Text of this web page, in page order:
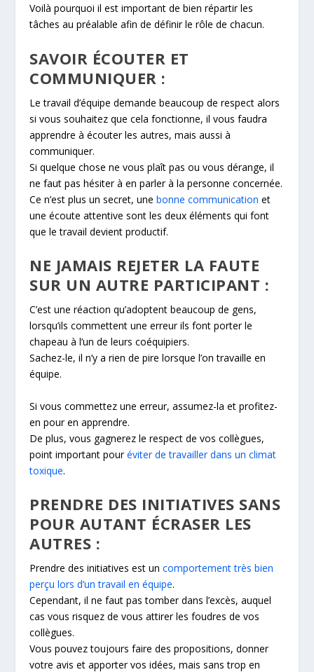
Voilà pourquoi il est important de bien répartir les
tâches au préalable afin de définir le rôle de chacun.
SAVOIR ÉCOUTER ET
COMMUNIQUER :
Le travail d’équipe demande beaucoup de respect alors
si vous souhaitez que cela fonctionne, il vous faudra
apprendre à écouter les autres, mais aussi à
communiquer.
Si quelque chose ne vous plaît pas ou vous dérange, il
ne faut pas hésiter à en parler à la personne concernée.
Ce n’est plus un secret, unebonne communication et
une écoute attentive sont les deux éléments qui font
que le travail devient productif.
NE JAMAIS REJETER LA FAUTE
SUR UN AUTRE PARTICIPANT :
C’est une réaction qu’adoptent beaucoup de gens,
lorsqu’ils commettent une erreur ils font porter le
chapeau à l’un de leurs coéquipiers.
Sachez-le, il n’y a rien de pire lorsque l’on travaille en
équipe.
Si vous commettez une erreur, assumez-la et profitez-
en pour en apprendre.
De plus, vous gagnerez le respect de vos collègues,
point important pouréviter de travailler dans un climat
toxique.
PRENDRE DES INITIATIVES SANS
POUR AUTANT ÉCRASER LES
AUTRES :
Prendre des initiatives est uncomportement très bien
perçu lors d’un travail en équipe.
Cependant, il ne faut pas tomber dans l’excès, auquel
cas vous risquez de vous attirer les foudres de vos
collègues.
Vous pouvez toujours faire des propositions, donner
votre avis et apporter vos idées, mais sans trop en